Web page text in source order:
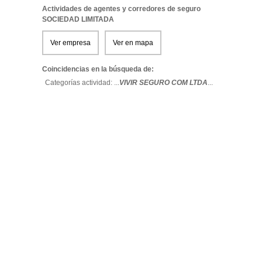
Actividades de agentes y corredores de seguro
SOCIEDAD LIMITADA
Ver empresa Ver en mapa
Coincidencias en la búsqueda de:
Categorías actividad: ...VIVIR SEGURO COM LTDA...